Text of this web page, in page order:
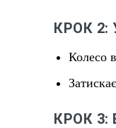
КРОК 2:
Колесо
КРОК 3: